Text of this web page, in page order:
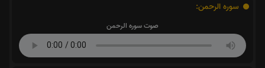
سوره الرحمن:
صوت سوره الرحمن